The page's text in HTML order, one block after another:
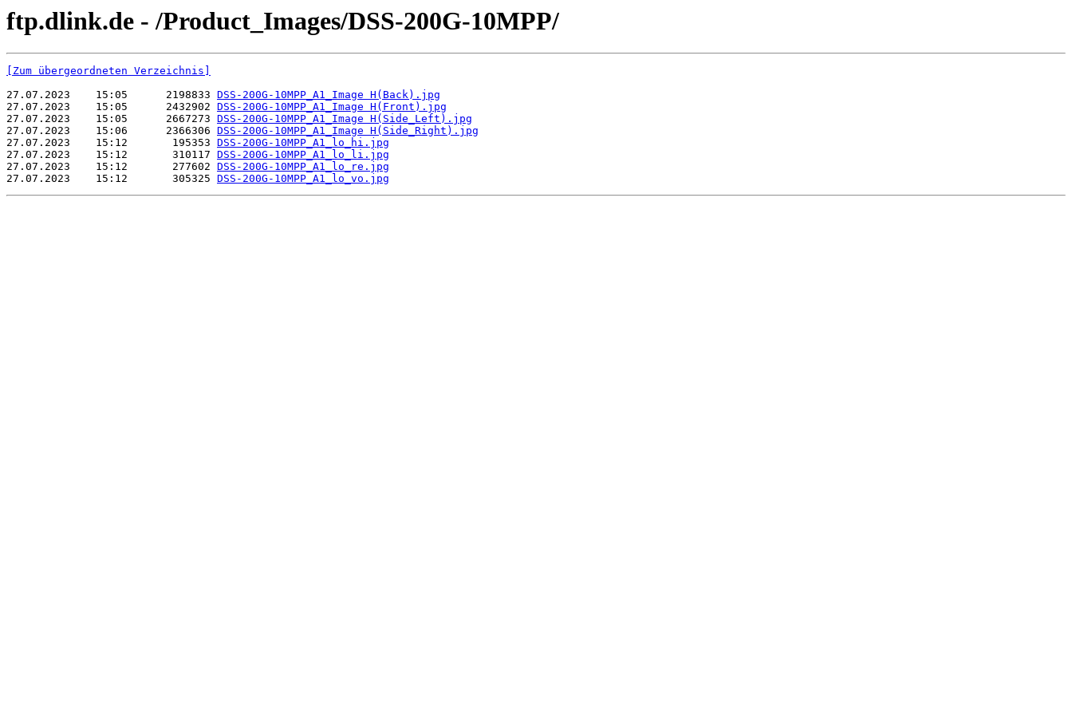
ftp.dlink.de - /Product_Images/DSS-200G-10MPP/
[Zum übergeordneten Verzeichnis]
27.07.2023    15:05      2198833 DSS-200G-10MPP_A1_Image H(Back).jpg
27.07.2023    15:05      2432902 DSS-200G-10MPP_A1_Image H(Front).jpg
27.07.2023    15:05      2667273 DSS-200G-10MPP_A1_Image H(Side_Left).jpg
27.07.2023    15:06      2366306 DSS-200G-10MPP_A1_Image H(Side_Right).jpg
27.07.2023    15:12       195353 DSS-200G-10MPP_A1_lo_hi.jpg
27.07.2023    15:12       310117 DSS-200G-10MPP_A1_lo_li.jpg
27.07.2023    15:12       277602 DSS-200G-10MPP_A1_lo_re.jpg
27.07.2023    15:12       305325 DSS-200G-10MPP_A1_lo_vo.jpg